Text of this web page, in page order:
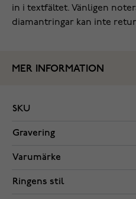
in i textfältet. Vänligen
diamantringar kan inte
MER INFORMATION
SKU
Gravering
Varumärke
Ringens stil